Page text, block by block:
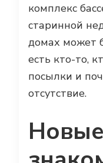
комплекс
старинной
домах может
есть кто-то,
посылки и
отсутствие.
Новые